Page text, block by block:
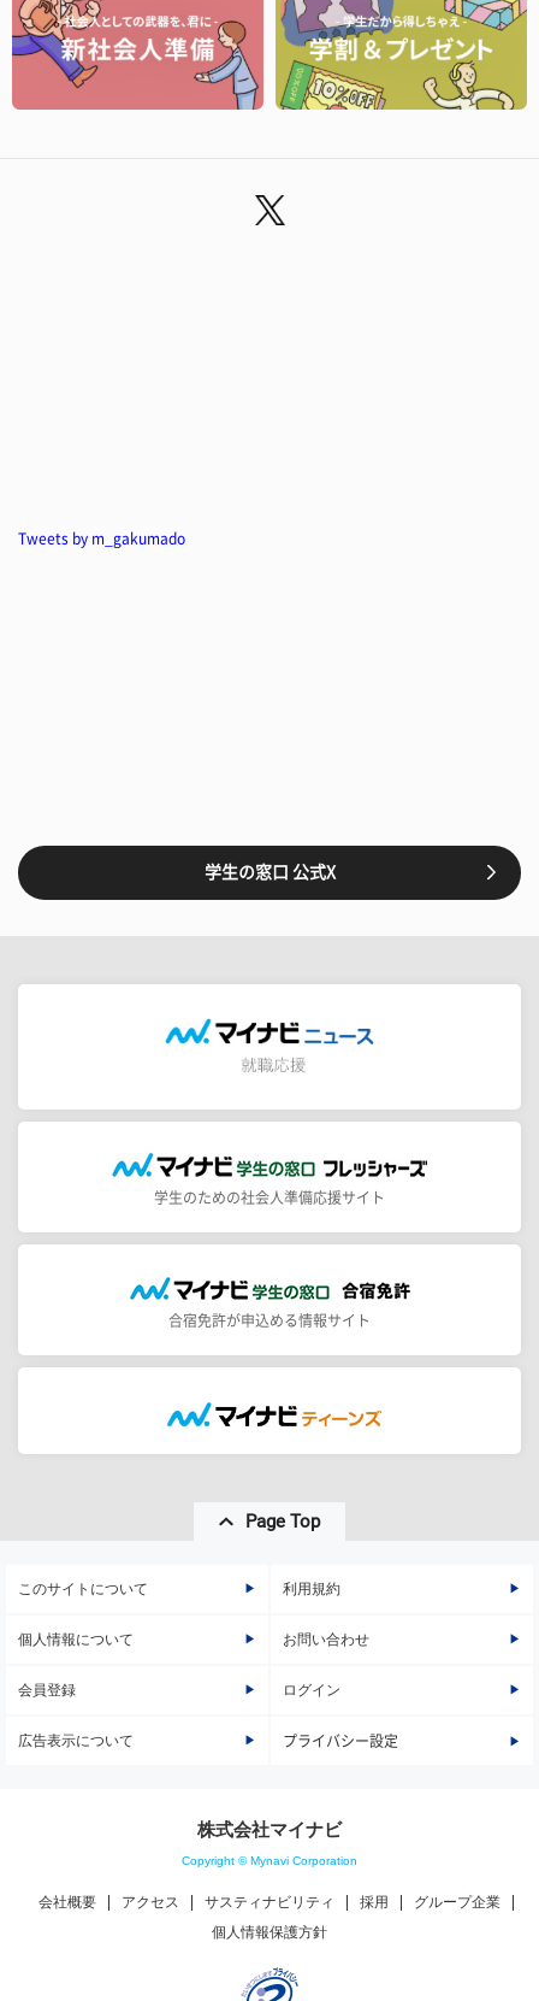
Tweets by m_gakumado
学生の窓口 公式X
学生のための社会人準備応援サイト
合宿免許が申込める情報サイト
Page Top
このサイトについて 利用規約
個人情報について お問い合わせ
会員登録 ログイン
広告表示について プライバシー設定
株式会社マイナビ
Copyright © Mynavi Corporation
会社概要 アクセス サスティナビリティ 採用
グループ企業
個人情報保護方針